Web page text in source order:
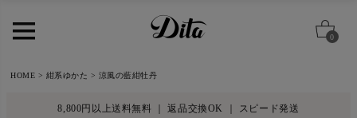
0
HOME 紺系ゆかた 涼風の藍紺牡丹
8,800円以上送料無料 ｜ 返品交換OK ｜ スピード発送